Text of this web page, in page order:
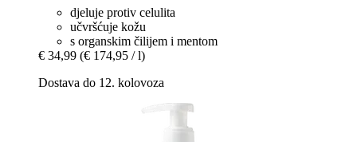
djeluje protiv celulita
učvršćuje kožu
s organskim čilijem i mentom
€ 34,99 (€ 174,95 / l)
Dostava do 12. kolovoza